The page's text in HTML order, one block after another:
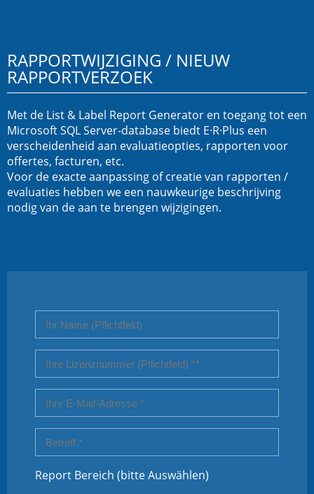
RAPPORTWIJZIGING / NIEUW
RAPPORTVERZOEK
Met de List & Label Report Generator en toegang tot een
Microsoft SQL Server-database biedt E·R·Plus een
verscheidenheid aan evaluatieopties, rapporten voor
offertes, facturen, etc.
Voor de exacte aanpassing of creatie van rapporten /
evaluaties hebben we een nauwkeurige beschrijving
nodig van de aan te brengen wijzigingen.
Report Bereich (bitte Auswählen)